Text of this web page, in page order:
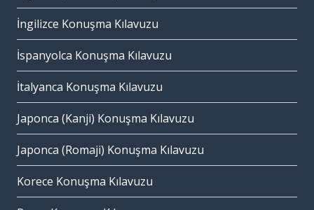
İngilizce Konuşma Kılavuzu
İspanyolca Konuşma Kılavuzu
İtalyanca Konuşma Kılavuzu
Japonca (Kanji) Konuşma Kılavuzu
Japonca (Romaji) Konuşma Kılavuzu
Korece Konuşma Kılavuzu